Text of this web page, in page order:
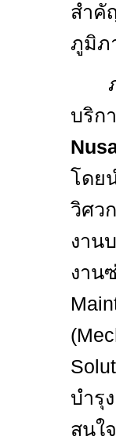
สำคั
ภูมิภ
บริก
โดย
วิศว
งาน
งาน
(
บำรุ
สนใ